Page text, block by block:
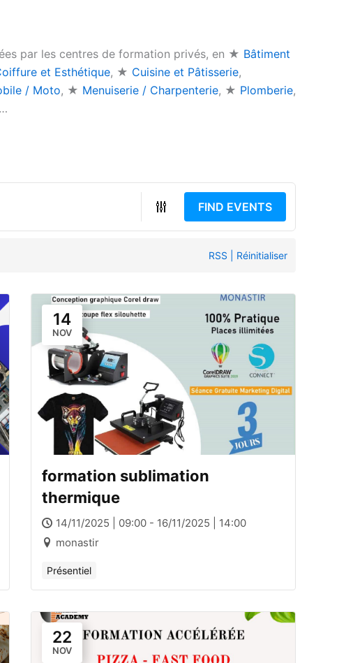
par les centres de formation privés, en ★ Bâtiment
et Esthétique, ★ Cuisine et Pâtisserie,
/ Moto, ★ Menuiserie / Charpenterie, ★ Plomberie,
FIND EVENTS
Réinitialiser
RSS
14
NOV
formation sublimation
thermique
14/11/2025 | 09:00 - 16/11/2025 | 14:00
monastir
Présentiel
22
NOV